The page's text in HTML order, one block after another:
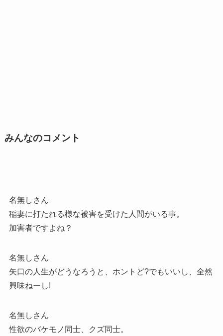
みんなのコメント
名無しさん
稲妻に打たれる様な被害を受けた人間がいる事。
加害者ですよね？
名無しさん
矢口の人生がどうなろうと、ホントど?でもいいし、全然
興味ねーし!
名無しさん
性欲のバケモノ同士、クズ同士。